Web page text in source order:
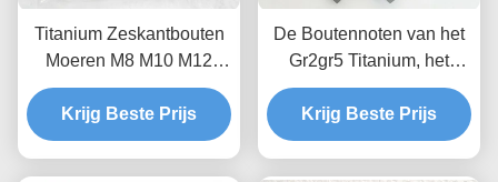
Titanium Zeskantbouten
Moeren M8 M10 M12
Anodiseren
Bevestigingsmiddelen
Krijg Beste Prijs
De Boutennoten van het
Gr2gr5 Titanium, het
Anodiseren van M8 M10
M12 de Hoofdbouten van
de Titaniumhexuitdraai
Krijg Beste Prijs